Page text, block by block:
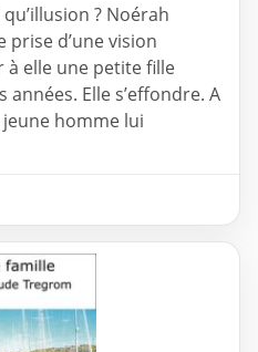
? Noérah
prise d’une vision
à elle une petite fille
Elle s’effondre. A
homme lui